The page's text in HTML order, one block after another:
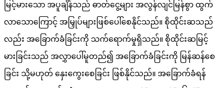
မြင့်မားသော အပူချိန်သည် ဓာတ်ငွေ့များ အလွန်လျင်မြန်စွာ ထွက်
လာသောကြောင့် အမြှုပ်များဖြစ်ပေါ်စေနိုင်သည်။ စိုထိုင်းဆသည်
လည်း အခြောက်ခံခြင်းကို သက်ရောက်မှုရှိသည်။ စိုထိုင်းဆမြင့်
မားခြင်းသည် အလွှာပေါ်မူတည်၍ အခြောက်ခံခြင်းကို မြန်ဆန်စေ
ခြင်း သို့မဟုတ် နှေးကွေးစေခြင်း ဖြစ်နိုင်သည်။ အခြောက်ခံရန်